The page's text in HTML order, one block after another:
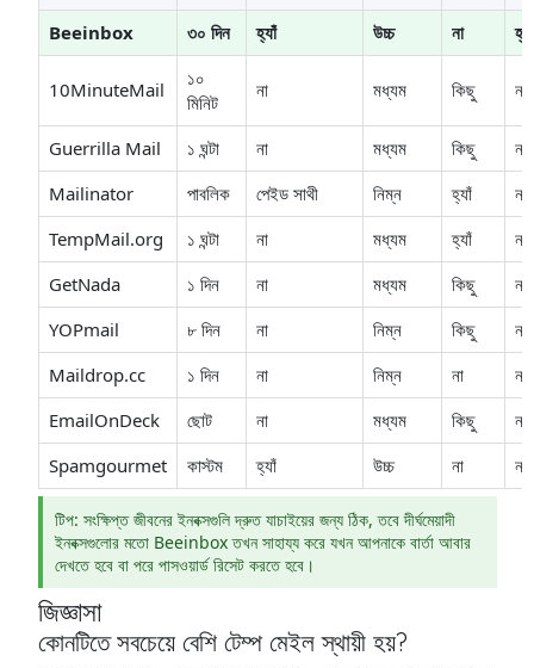
Beeinbox
৩০ দিন হ্যাঁ উচ্চ না হ্যাঁ
10MinuteMail
১০
মিনিট
না মধ্যম কিছু না
Guerrilla Mail ১ ঘন্টা না মধ্যম কিছু
না
Mailinator
পাবলিক পেইড সাথী নিম্ন হ্যাঁ
না
TempMail.org
১ ঘন্টা না মধ্যম হ্যাঁ
না
GetNada
১ দিন না মধ্যম কিছু
না
YOPmail
৮ দিন না নিম্ন কিছু
না
Maildrop.cc
১ দিন না নিম্ন না
না
EmailOnDeck
ছোট না মধ্যম কিছু
না
Spamgourmet
কাস্টম হ্যাঁ উচ্চ না না
টিপ: সংক্ষিপ্ত জীবনের ইনবক্সগুলি দ্রুত যাচাইয়ের জন্য ঠিক, তবে দীর্ঘমেয়াদী
ইনবক্সগুলোর মতো Beeinbox তখন সাহায্য করে যখন আপনাকে বার্তা আবার
দেখতে হবে বা পরে পাসওয়ার্ড রিসেট করতে হবে।
জিজ্ঞাসা
কোনটিতে সবচেয়ে বেশি টেম্প মেইল স্থায়ী হয়?